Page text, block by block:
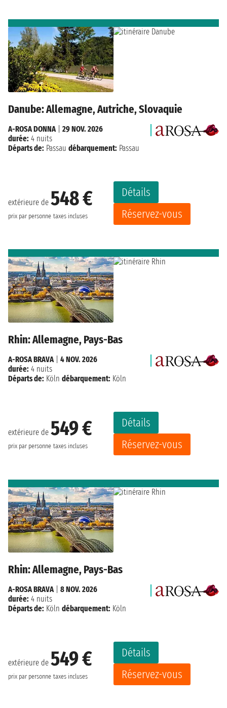
Danube: Allemagne, Autriche, Slovaquie
extérieure de 548 €
prix par personne taxes incluses
Détails
Réservez-vous
A-ROSA DONNA| 29 NOV. 2026
durée: 4 nuits
Départs de: Passau débarquement: Passau
Rhin: Allemagne, Pays-Bas
extérieure de 549 €
prix par personne taxes incluses
Détails
Réservez-vous
A-ROSA BRAVA| 4 NOV. 2026
durée: 4 nuits
Départs de: Köln débarquement: Köln
Rhin: Allemagne, Pays-Bas
extérieure de 549 €
prix par personne taxes incluses
Détails
Réservez-vous
A-ROSA BRAVA| 8 NOV. 2026
durée: 4 nuits
Départs de: Köln débarquement: Köln